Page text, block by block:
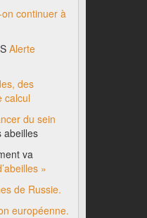
continuer à
Alerte
des
calcul
du sein
abeilles
va
»
de Russie.
européenne.